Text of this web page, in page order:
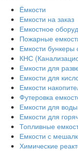
Ёмкости
Емкости на заказ
Емкостное
Пожарные
Емкости бункеры
КНС
Емкости для
Емкости для
Емкости
Футеровка
Емкости для
Емкости для
Топливные
Емкости с
Химические